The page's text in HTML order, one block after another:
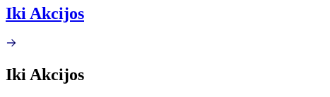
Iki Akcijos
Iki Akcijos